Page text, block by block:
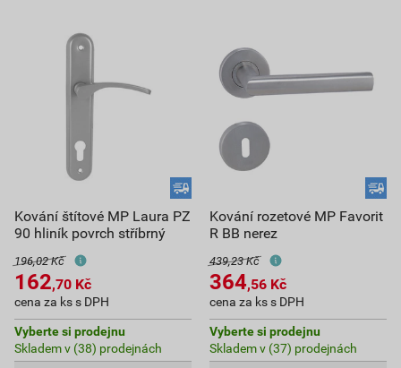
Kování štítové MP Laura PZ
90 hliník povrch stříbrný
196,02 Kč
162,70 Kč
cena za ks s DPH
Vyberte si prodejnu
Skladem v (38) prodejnách
Kování rozetové MP Favorit
R BB nerez
439,23 Kč
364,56 Kč
cena za ks s DPH
Vyberte si prodejnu
Skladem v (37) prodejnách